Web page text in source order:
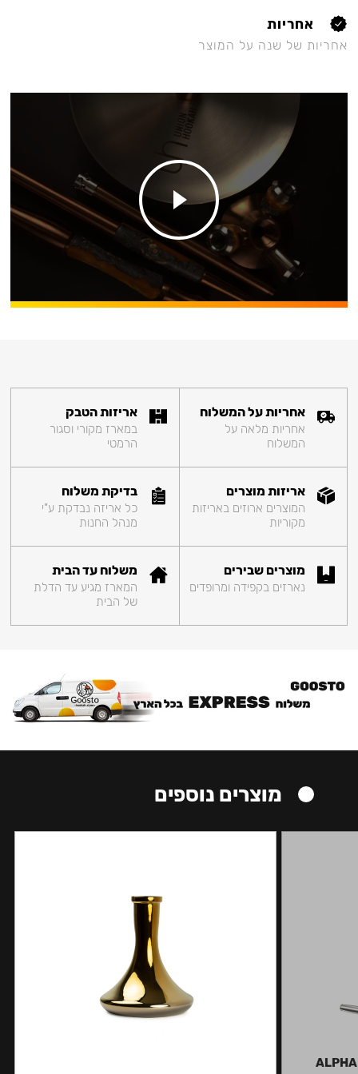
אחריות
אחריות של שנה על המוצר
אחריות על המשלוח
אחריות מלאה על
המשלוח
אריזות הטבק
במארז מקורי וסגור
הרמטי
אריזות מוצרים
המוצרים ארוזים באריזות
מקוריות
בדיקת משלוח
כל אריזה נבדקת ע"י
מנהל החנות
מוצרים שבירים
נארזים בקפידה ומרופדים
משלוח עד הבית
המארז מגיע עד הדלת
של הבית
מוצרים נוספים
ALPHA